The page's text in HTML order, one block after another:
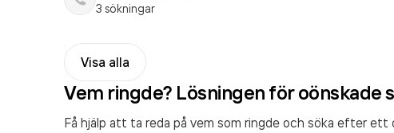
3 sökningar
Visa alla
Vem ringde? Lösningen för oönskade
Få hjälp att ta reda på vem som ringde och söka efter